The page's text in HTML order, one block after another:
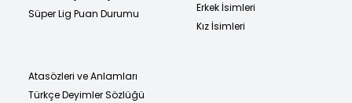
Süper Lig Puan Durumu
Erkek İsimleri
Kız İsimleri
Atasözleri ve Anlamları
Türkçe Deyimler Sözlüğü